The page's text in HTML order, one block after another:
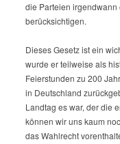
die Parteien
berücksichtigen.
Dieses Gesetz ist ein
wurde er teilweise als
Feierstunden zu 200
in Deutschland
Landtag es war, der die
können wir uns kaum
das Wahlrecht